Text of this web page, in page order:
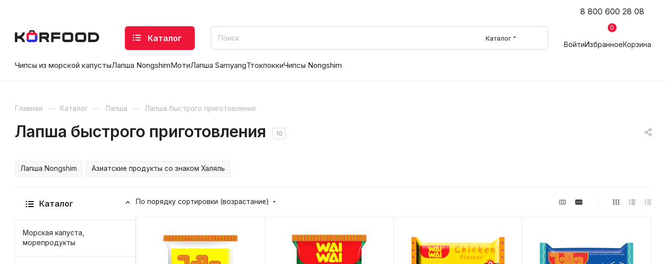
8 800 600 28 08
Каталог Каталог
ВойтиИзбранное
0
Корзина
Чипсы из морской капустыЛапша NongshimМотиЛапша SamyangТтокпоккиЧипсы Nongshim
Главная — Каталог — Лапша — Лапша быстрого приготовления
Лапша быстрого приготовления 10
Лапша Nongshim Азиатские продукты со знаком Халяль
По порядку сортировки (возрастание)
Каталог
Морская капуста,
морепродукты